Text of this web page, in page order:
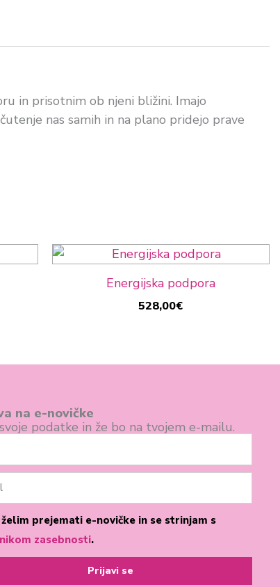
in prisotnim ob njeni bližini. Imajo
nas samih in na plano pridejo prave
Energijska podpora
528,00€
na e-novičke
podatke in že bo na tvojem e-mailu.
želim prejemati e-novičke in se strinjam s
zasebnosti.
Prijavi se